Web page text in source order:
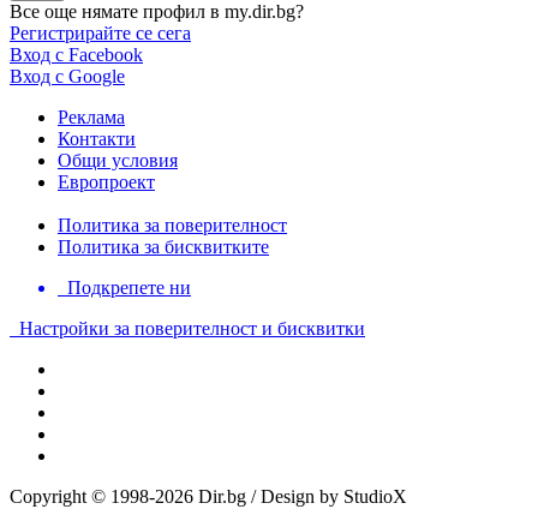
Все още нямате профил в my.dir.bg?
Регистрирайте се сега
Вход с Facebook
Вход с Google
Реклама
Контакти
Общи условия
Европроект
Политика за поверителност
Политика за бисквитките
Подкрепете ни
Настройки за поверителност и бисквитки
Copyright © 1998-2026 Dir.bg / Design by StudioX